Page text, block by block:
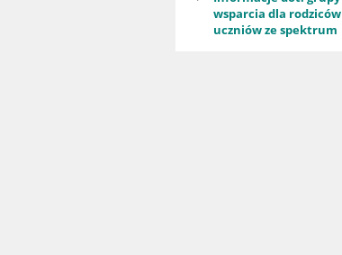
wsparcia
wsparcia dla rodziców
uczniów ze spektrum